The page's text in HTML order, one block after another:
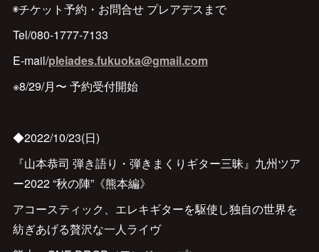
◉チケット予約・お問合せ プレアデスまで
Tel/080-1777-7133
E-mail/pleiades.fukuoka@gmail.com
※8/29/月〜 予約受付開始
◆2022/10/23(日)
『山本恭司 弾き語り・弾きまくりギター三昧』九州ツア
ー2022 “秋の陣”《熊本編》
アコースティック、エレキギターを駆使し独自の世界を
紡ぎあげる贅沢な一人ライヴ